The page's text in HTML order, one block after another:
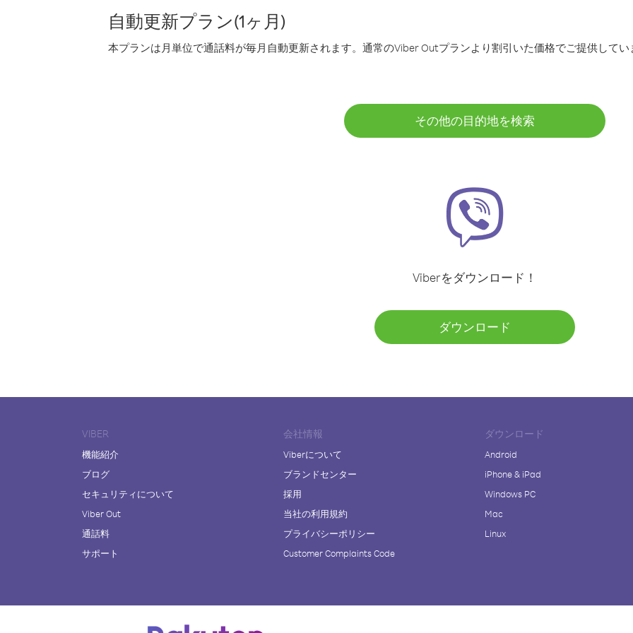
自動更新プラン(1ヶ月)
本プランは月単位で通話料が毎月自動更新されます。通常のViber Outプランより割引いた価格でご提供してい
その他の目的地を検索
Viberをダウンロード！
ダウンロード
VIBER
機能紹介
ブログ
セキュリティについて
Viber Out
通話料
サポート
会社情報
Viberについて
ブランドセンター
採用
当社の利用規約
プライバシーポリシー
Customer Complaints Code
ダウンロード
Android
iPhone & iPad
Windows PC
Mac
Linux